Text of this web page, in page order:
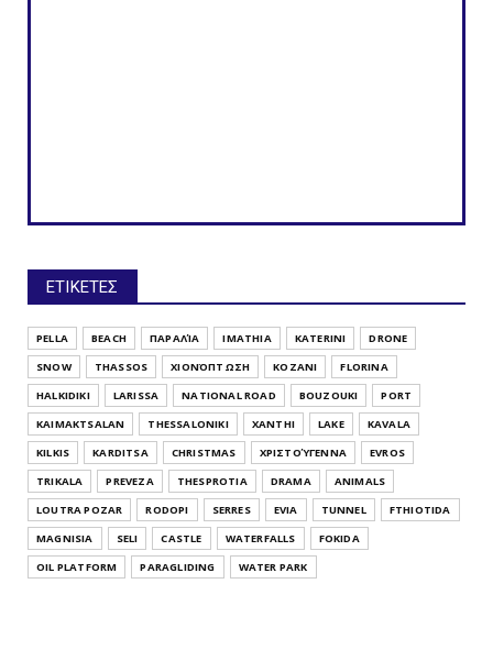
ΕΤΙΚΕΤΕΣ
PELLA BEACH ΠΑΡΑΛΊΑ IMATHIA KATERINI
DRONE
SNOW
THASSOS ΧΙΟΝΌΠΤΩΣΗ KOZANI
FLORINA
HALKIDIKI
LARISSA NATIONAL ROAD BOUZOUKI
PORT
KAIMAKTSALAN
THESSALONIKI XANTHI LAKE
KAVALA
KILKIS
KARDITSA CHRISTMAS ΧΡΙΣΤΟΎΓΕΝΝΑ
EVROS
TRIKALA
PREVEZA THESPROTIA DRAMA
ANIMALS
LOUTRA POZAR
RODOPI SERRES EVIA TUNNEL
FTHIOTIDA
MAGNISIA
SELI CASTLE WATERFALLS
FOKIDA
OIL PLATFORM
PARAGLIDING WATER PARK